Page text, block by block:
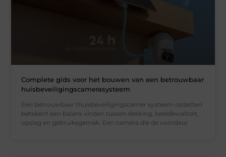
Complete gids voor het bouwen van een betrouwbaar
huisbeveiligingscamerasysteem
Een betrouwbaar thuisbeveiligingscamer systeem opzetten
betekent een balans vinden tussen dekking, beeldkwaliteit,
opslag en gebruiksgemak. Een camera die de voordeur